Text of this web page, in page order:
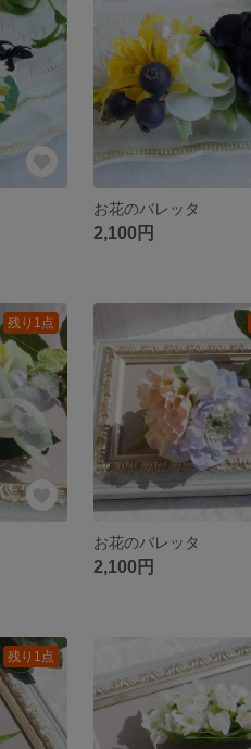
お花のバレッタ
2,100円
残り1点
お花のバレッタ
2,100円
残り1点